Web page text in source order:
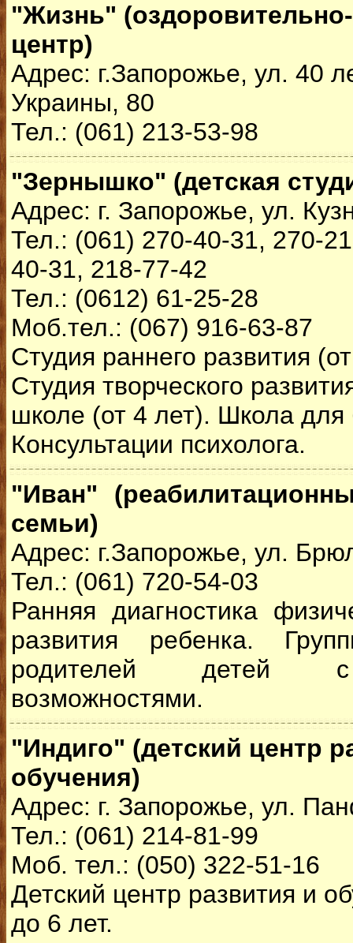
"Жизнь"
центр)
Адрес: г.Запорожье, ул. 40
Украины, 80
Тел.: (061) 213-53-98
"Зернышко" (детская
Адрес: г. Запорожье, ул.
Тел.: (061) 270-40-31, 270-
40-31, 218-77-42
Тел.: (0612) 61-25-28
Моб.тел.: (067) 916-63-87
Студия раннего развития
Студия творческого
школе (от 4 лет). Школа
Консультации психолога.
"Иван"
семьи)
Адрес: г.Запорожье, ул.
Тел.: (061) 720-54-03
Ранняя диагностика
развития ребенка.
родителей детей с
возможностями.
"Индиго" (детский центр
обучения)
Адрес: г. Запорожье, ул.
Тел.: (061) 214-81-99
Моб. тел.: (050) 322-51-16
Детский центр развития и
до 6 лет.